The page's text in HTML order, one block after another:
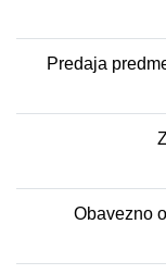
Predaja
Obavezno